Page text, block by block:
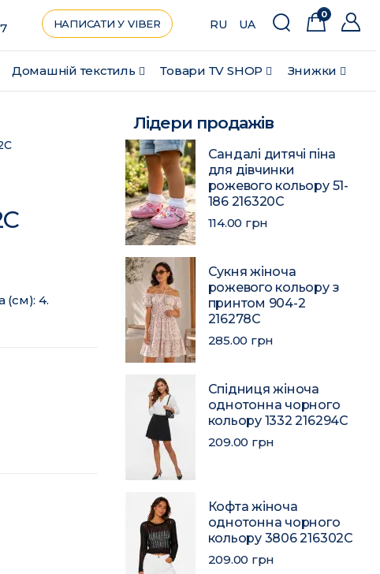
Домашній текстиль Товари ТV SHOP Знижки
НАПИСАТИ У VIBER RU UA
0
(см): 4.
Лідери продажів
Сандалі дитячі піна
для дівчинки
рожевого кольору 51-
186 216320C
114.00 грн
Сукня жіноча
рожевого кольору з
принтом 904-2
216278C
285.00 грн
Спідниця жіноча
однотонна чорного
кольору 1332 216294C
209.00 грн
Кофта жіноча
однотонна чорного
кольору 3806 216302C
209.00 грн